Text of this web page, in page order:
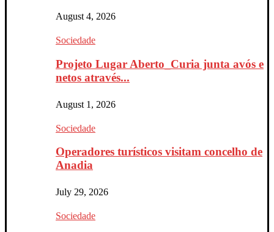
August 4, 2026
Sociedade
Projeto Lugar Aberto_Curia junta avós e
netos através...
August 1, 2026
Sociedade
Operadores turísticos visitam concelho de
Anadia
July 29, 2026
Sociedade